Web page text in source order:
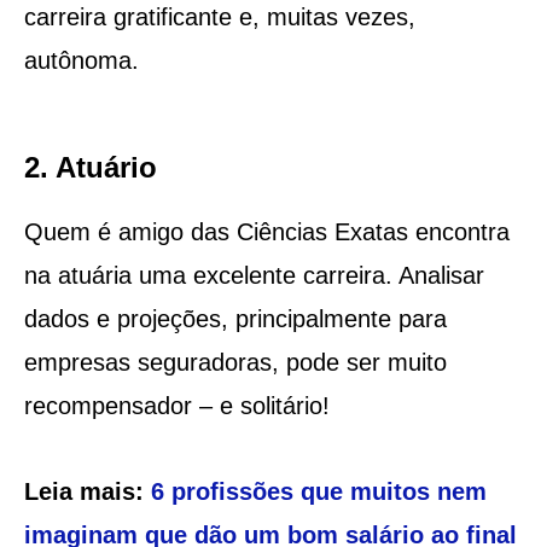
carreira gratificante e, muitas vezes,
autônoma.
2. Atuário
Quem é amigo das Ciências Exatas encontra
na atuária uma excelente carreira. Analisar
dados e projeções, principalmente para
empresas seguradoras, pode ser muito
recompensador – e solitário!
Leia mais: 6 profissões que muitos nem
imaginam que dão um bom salário ao final